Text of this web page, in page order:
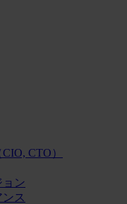
CTO）
ョン
ス